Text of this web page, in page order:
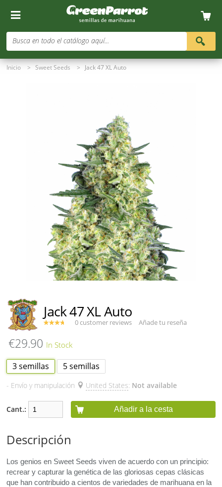
Busca en todo el catálogo aquí...
Inicio > Sweet Seeds > Jack 47 XL Auto
Jack 47 XL Auto
0 customer reviews Añade tu reseña
€29.90
3 semillas 5 semillas
- Envío y manipulación United States: Not available
Cant.: Añadir a la cesta
Descripción
Los genios en Sweet Seeds viven de acuerdo con un principio:
recrear y capturar la genética de las gloriosas cepas clásicas
que han contribuido a cientos de variedades de marihuana en la